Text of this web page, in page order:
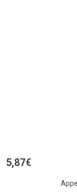
5,87€